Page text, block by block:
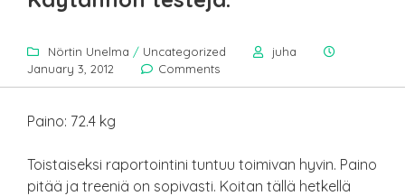
Nörtin Unelma / Uncategorized
juha
January 3, 2012
Comments
Paino: 72.4 kg
Toistaiseksi raportointini tuntuu toimivan hyvin. Paino
pitää ja treeniä on sopivasti. Koitan tällä hetkellä